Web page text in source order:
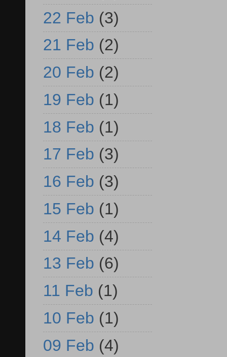
22 Feb (3)
21 Feb (2)
20 Feb (2)
19 Feb (1)
18 Feb (1)
17 Feb (3)
16 Feb (3)
15 Feb (1)
14 Feb (4)
13 Feb (6)
11 Feb (1)
10 Feb (1)
09 Feb (4)